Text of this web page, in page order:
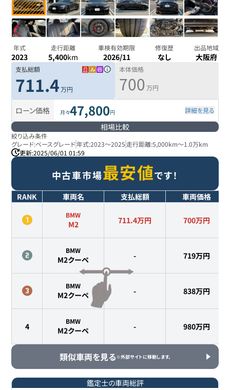
年式
2023
走行距離
5,400km
車検有効期限
2026/11
修復歴
なし
出品地域
大阪府
支払総額
711.4 万円
本体価格
700 万円
ローン価格 月々47,800円 詳細を見る
相場比較
絞り込み条件
グレード:ベースグレード年式:2023～2025 走行距離:5,000km～1.0万km
更新:2025/06/01 01:59
中古車市場最安値です！
RANK 車両名 支払総額 車両価格
BMW
M2 711.4万円 700万円
BMW
M2クーペ - 719万円
BMW
M2クーペ - 838万円
4
BMW
M2クーペ - 980万円
類似車両を見る※外部サイトに移動します。
鑑定士の車両総評